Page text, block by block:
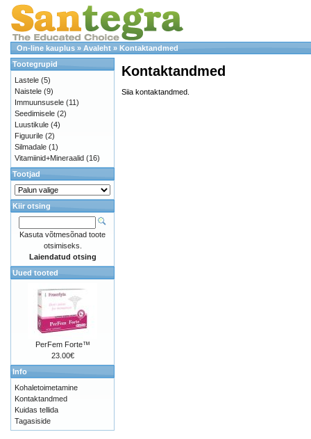
On-line kauplus » Avaleht » Kontaktandmed
Kontaktandmed
Siia kontaktandmed.
Tootegrupid
Lastele (5)
Naistele (9)
Immuunsusele (11)
Seedimisele (2)
Luustikule (4)
Figuurile (2)
Silmadale (1)
Vitamiinid+Mineraalid (16)
Tootjad
Kiir otsing
Kasuta võtmesõnad toote
otsimiseks.
Laiendatud otsing
Uued tooted
PerFem Forte™
23.00€
Info
Kohaletoimetamine
Kontaktandmed
Kuidas tellida
Tagasiside